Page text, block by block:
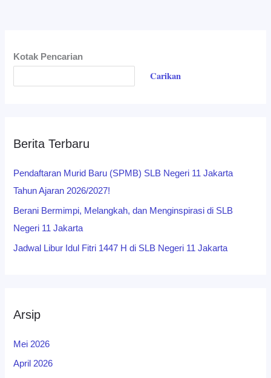
Kotak Pencarian
Carikan
Berita Terbaru
Pendaftaran Murid Baru (SPMB) SLB Negeri 11 Jakarta
Tahun Ajaran 2026/2027!
Berani Bermimpi, Melangkah, dan Menginspirasi di SLB
Negeri 11 Jakarta
Jadwal Libur Idul Fitri 1447 H di SLB Negeri 11 Jakarta
Arsip
Mei 2026
April 2026